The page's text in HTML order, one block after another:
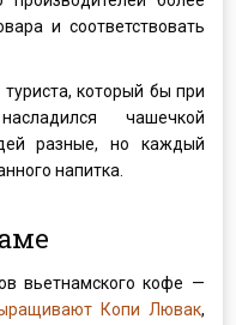
и соответствовать
который бы при
чашечкой
разные, но каждый
напитка.
вьетнамского кофе —
Копи Лювак,